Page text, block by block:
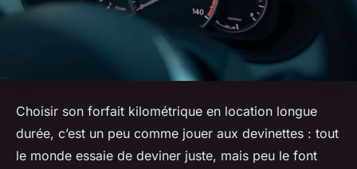
Choisir son forfait kilométrique en location longue
durée, c’est un peu comme jouer aux devinettes : tout
le monde essaie de deviner juste, mais peu le font